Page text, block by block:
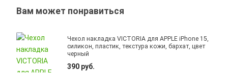
Вам может понравиться
Чехол накладка VICTORIA для APPLE iPhone 15,
силикон, пластик, текстура кожи, бархат, цвет
черный
390 руб.